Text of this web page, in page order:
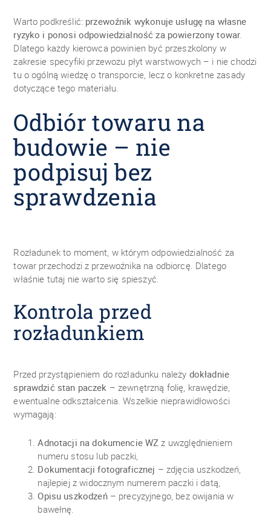
Warto podkreślić: przewoźnik wykonuje usługę na własne
ryzyko i ponosi odpowiedzialność za powierzony towar.
Dlatego każdy kierowca powinien być przeszkolony w
zakresie specyfiki przewozu płyt warstwowych – i nie chodzi
tu o ogólną wiedzę o transporcie, lecz o konkretne zasady
dotyczące tego materiału.
Odbiór towaru na
budowie – nie
podpisuj bez
sprawdzenia
Rozładunek to moment, w którym odpowiedzialność za
towar przechodzi z przewoźnika na odbiorcę. Dlatego
właśnie tutaj nie warto się spieszyć.
Kontrola przed
rozładunkiem
Przed przystąpieniem do rozładunku należy dokładnie
sprawdzić stan paczek – zewnętrzną folię, krawędzie,
ewentualne odkształcenia. Wszelkie nieprawidłowości
wymagają:
Adnotacji na dokumencie WZ z uwzględnieniem
numeru stosu lub paczki,
Dokumentacji fotograficznej – zdjęcia uszkodzeń,
najlepiej z widocznym numerem paczki i datą,
Opisu uszkodzeń– precyzyjnego, bez owijania w
bawełnę.